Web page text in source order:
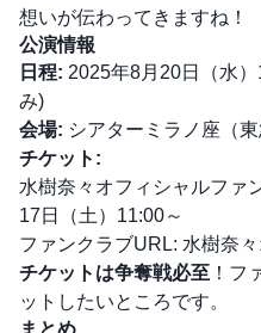
想いが伝わってきますね！
公演情報
日程: 2025年8月20日（水
み)
会場: シアターミラノ座（
チケット:
水樹奈々オフィシャルファ
17日（土）11:00～
ファンクラブURL: 水樹奈
チケットは争奪戦必至 ！フ
ットしたいところです。
まとめ